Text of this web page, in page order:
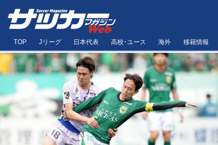
TOP Jリーグ 日本代表 高校･ユース 海外 移籍情報